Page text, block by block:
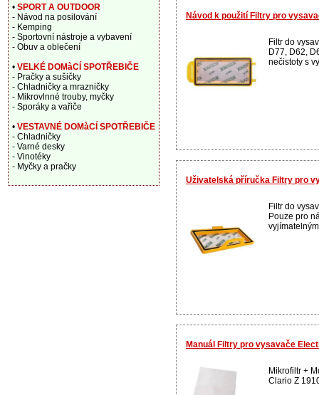
Návod k použití Filtry pro
Filtr do
D77, D62,
nečistoty s
Uživatelská příručka Filtry pro
Filtr do
Pouze pro
Manuál Filtry pro vysavače
Mikrofiltr +
Clario Z
• SPORT A OUTDOOR
- Návod na posilování
- Kemping
- Sportovní nástroje a vybavení
- Obuv a oblečení
• VELKÉ DOMàCÍ SPOTŘEBIČE
- Pračky a sušičky
- Chladničky a mrazničky
- Mikrovlnné trouby, myčky
- Sporáky a vařiče
• VESTAVNÉ DOMàCÍ SPOTŘEBIČE
- Chladničky
- Varné desky
- Vinotéky
- Myčky a pračky